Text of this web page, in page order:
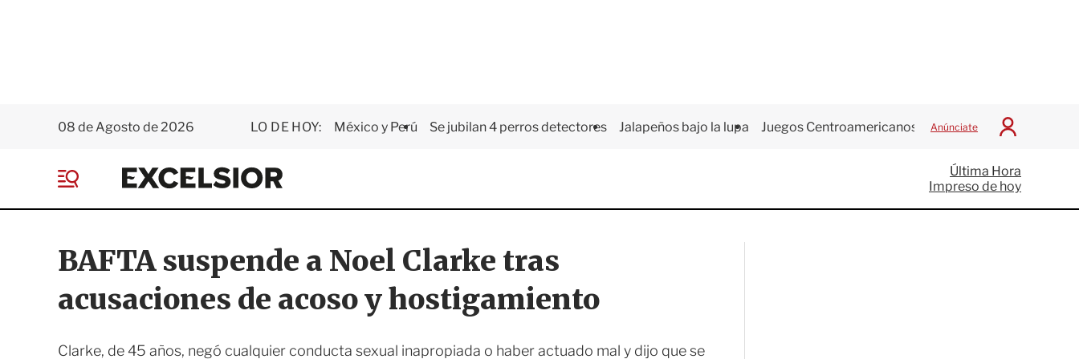
08 de Agosto de 2026 LO DE HOY: México y Perú Se jubilan 4 perros detectores Jalapeños bajo la lupa Juegos Centroamericanos Anúnciate
I
c
i
a
E
x
e
i
o
r
e
Última Hora
Impreso de hoy
BAFTA suspende a Noel Clarke tras
acusaciones de acoso y hostigamiento
Clarke, de 45 años, negó cualquier conducta sexual inapropiada o haber actuado mal y dijo que se